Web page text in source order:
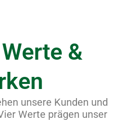
&
unsere Kunden und
Werte prägen unser